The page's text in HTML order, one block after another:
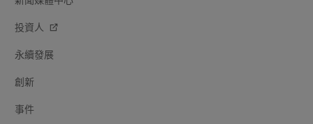
投資人
永續發展
創新
事件